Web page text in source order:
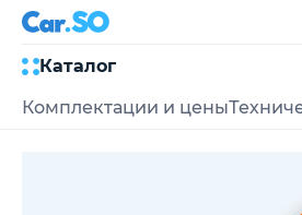
Каталог
Комплектации и цены